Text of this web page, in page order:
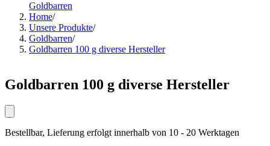
Goldbarren
Home/
Unsere Produkte/
Goldbarren/
Goldbarren 100 g diverse Hersteller
Goldbarren 100 g diverse Hersteller
Bestellbar, Lieferung erfolgt innerhalb von 10 - 20 Werktagen